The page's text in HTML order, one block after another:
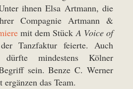
ihnen Elsa Artmann, die
Compagnie Artmann &
mit dem StückA Voice of
Tanzfaktur feierte. Auch
mindestens Kölner
sein. Benze C. Werner
das Team.